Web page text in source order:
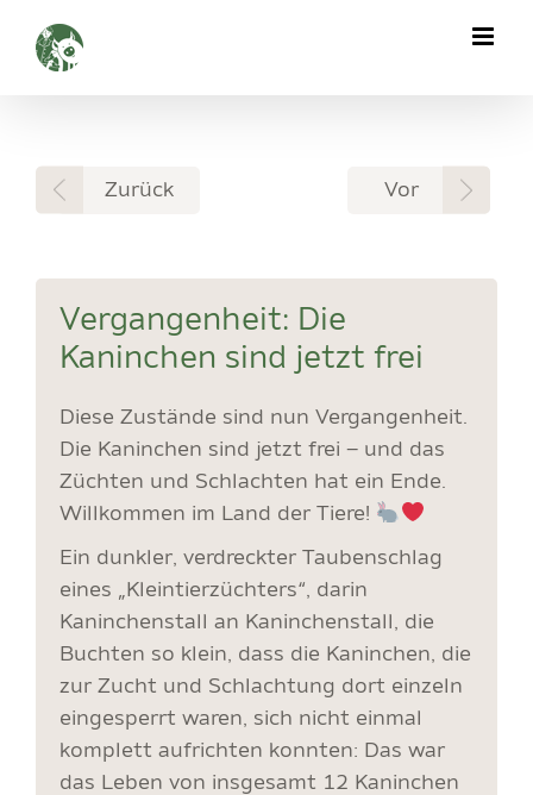
Inhalt
Zurück Vor
Vergangenheit: Die
Kaninchen sind jetzt frei
Diese Zustände sind nun Vergangenheit.
Die Kaninchen sind jetzt frei – und das
Züchten und Schlachten hat ein Ende.
Willkommen im Land der Tiere!
Ein dunkler, verdreckter Taubenschlag
eines „Kleintierzüchters“, darin
Kaninchenstall an Kaninchenstall, die
Buchten so klein, dass die Kaninchen, die
zur Zucht und Schlachtung dort einzeln
eingesperrt waren, sich nicht einmal
komplett aufrichten konnten: Das war
das Leben von insgesamt 12 Kaninchen